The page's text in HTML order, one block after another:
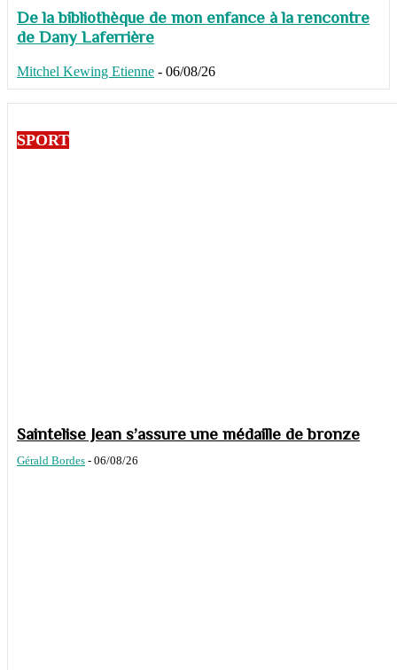
De la bibliothèque de mon enfance à la rencontre
de Dany Laferrière
Mitchel Kewing Etienne - 06/08/26
SPORT
Saintelise Jean s’assure une médaille de bronze
Gérald Bordes - 06/08/26